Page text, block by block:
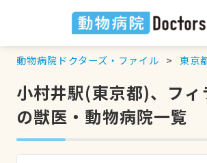
動物病院ドクターズ・ファイル 東京
小村井駅(東京都)、フィ
の獣医・動物病院一覧